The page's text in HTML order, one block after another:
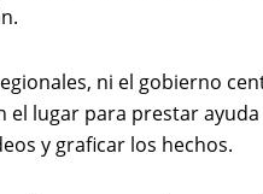
ni el gobierno
el lugar para prestar
y graficar los hechos.